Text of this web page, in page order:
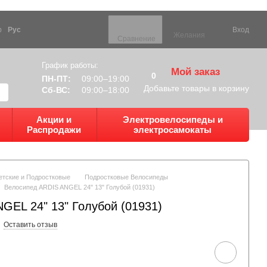
Рус
Сравнение
Желания
Вход
График работы:
ПН-ПТ:
09:00–19:00
Сб-ВС:
09:00–18:00
0 Мой заказ
Добавьте товары в корзину
Акции и
Распродажи
Электровелосипеды и
электросамокаты
и Подростковые
Подростковые Велосипеды
Велосипед ARDIS ANGEL 24" 13" Голубой (01931)
24" 13" Голубой (01931)
Оставить отзыв